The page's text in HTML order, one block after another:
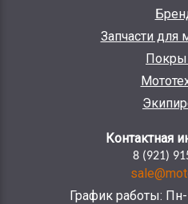
Запчасти для
Контактная
8 (921)
График работы: